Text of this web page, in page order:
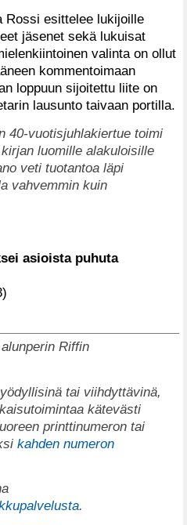
Rossi esittelee lukijoille
jäsenet sekä lukuisat
valinta on ollut
kommentoimaan
loppuun sijoitettu liite on
lausunto taivaan portilla.
40-vuotisjuhlakiertue toimi
luomille alakuloisille
veti tuotantoa läpi
vahvemmin kuin
asioista puhuta
Riffin
tai viihdyttävinä,
kätevästi
printtinumeron tai
kahden numeron
.